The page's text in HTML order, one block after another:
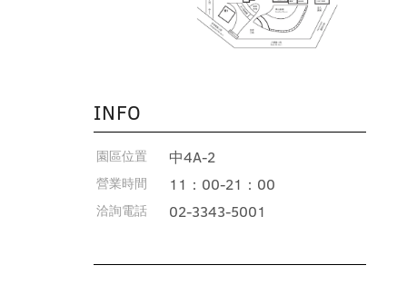
INFO
園區位置 中4A-2
營業時間 11：00-21：00
洽詢電話 02-3343-5001